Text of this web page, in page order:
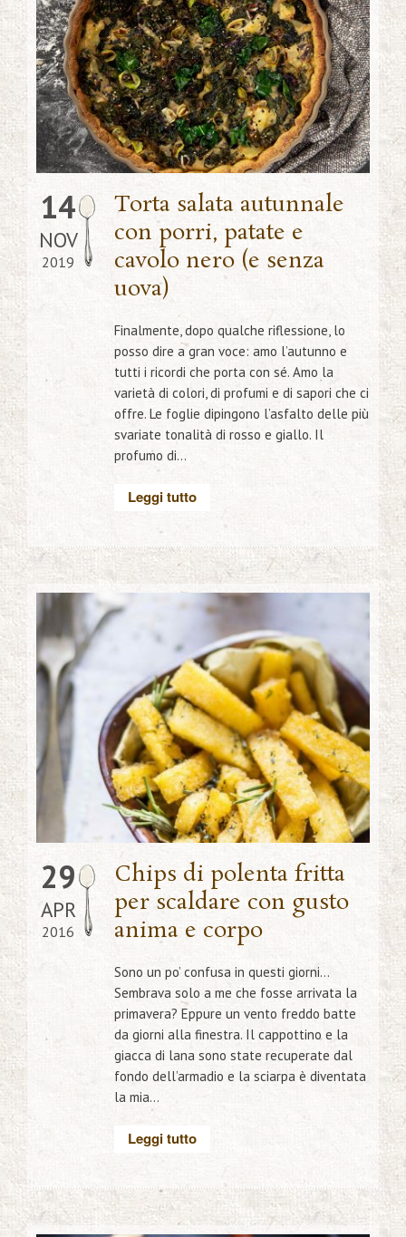
14
NOV
2019
Torta salata autunnale
con porri, patate e
cavolo nero (e senza
uova)
Finalmente, dopo qualche riflessione, lo
posso dire a gran voce: amo l’autunno e
tutti i ricordi che porta con sé. Amo la
varietà di colori, di profumi e di sapori che ci
offre. Le foglie dipingono l’asfalto delle più
svariate tonalità di rosso e giallo. Il
profumo di...
Leggi tutto
29
APR
2016
Chips di polenta fritta
per scaldare con gusto
anima e corpo
Sono un po’ confusa in questi giorni…
Sembrava solo a me che fosse arrivata la
primavera? Eppure un vento freddo batte
da giorni alla finestra. Il cappottino e la
giacca di lana sono state recuperate dal
fondo dell’armadio e la sciarpa è diventata
la mia...
Leggi tutto